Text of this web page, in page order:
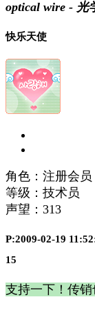
optical wire - 光
快乐天使
角色：注册会员
等级：技术员
声望： 313
P:2009-02-19
15
支持一下！传销